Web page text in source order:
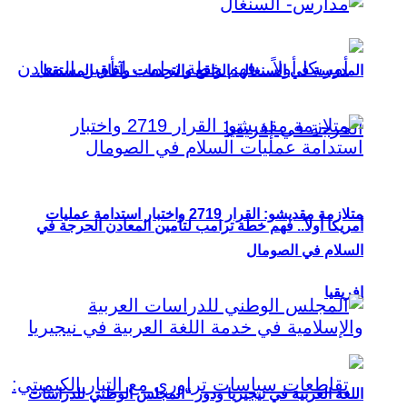
أمريكا أولاً.. فهم خطة ترامب لتأمين المعادن الحرجة في
إفريقيا
المدرسة في السنغال: الواقع والتحديات وآفاق المستقبل
متلازمة مقديشو: القرار 2719 واختبار استدامة عمليات
السلام في الصومال
اللغة العربية في نيجيريا ودور “المجلس الوطني للدراسات